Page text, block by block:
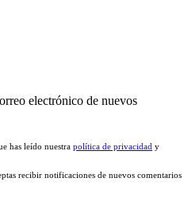
recibir notificaciones de nuevos comentarios